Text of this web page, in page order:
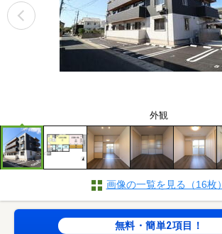
外観
画像の一覧を見る（16枚）
無料・簡単2項目！